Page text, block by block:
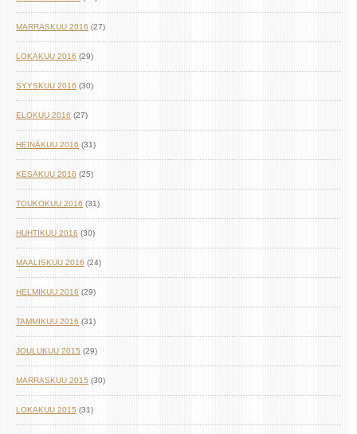
MARRASKUU 2016 (27)
LOKAKUU 2016 (29)
SYYSKUU 2016 (30)
ELOKUU 2016 (27)
HEINÄKUU 2016 (31)
KESÄKUU 2016 (25)
TOUKOKUU 2016 (31)
HUHTIKUU 2016 (30)
MAALISKUU 2016 (24)
HELMIKUU 2016 (29)
TAMMIKUU 2016 (31)
JOULUKUU 2015 (29)
MARRASKUU 2015 (30)
LOKAKUU 2015 (31)